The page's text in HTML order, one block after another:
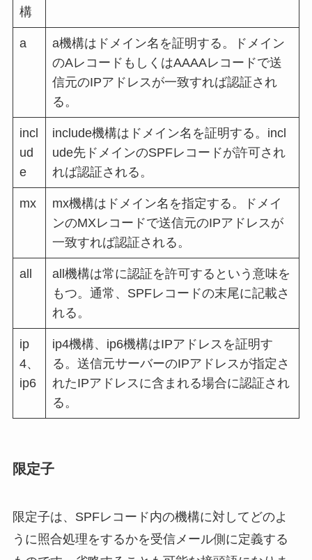
構
a
a機構はドメイン名を証明する。ドメイン
のAレコードもしくはAAAAレコードで送
信元のIPアドレスが一致すれば認証され
る。
incl
ud
e
include機構はドメイン名を証明する。incl
ude先ドメインのSPFレコードが許可され
れば認証される。
mx
mx機構はドメイン名を指定する。ドメイ
ンのMXレコードで送信元のIPアドレスが
一致すれば認証される。
all
all機構は常に認証を許可するという意味を
もつ。通常、SPFレコードの末尾に記載さ
れる。
ip
4、
ip6
ip4機構、ip6機構はIPアドレスを証明す
る。送信元サーバーのIPアドレスが指定さ
れたIPアドレスに含まれる場合に認証され
る。
限定子
限定子は、SPFレコード内の機構に対してどのよ
うに照合処理をするかを受信メール側に定義する